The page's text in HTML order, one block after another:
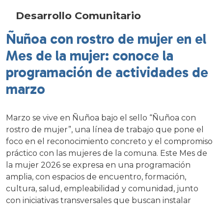
Desarrollo Comunitario
Ñuñoa con rostro de mujer en el
Mes de la mujer: conoce la
programación de actividades de
marzo
Marzo se vive en Ñuñoa bajo el sello “Ñuñoa con
rostro de mujer”, una línea de trabajo que pone el
foco en el reconocimiento concreto y el compromiso
práctico con las mujeres de la comuna. Este Mes de
la mujer 2026 se expresa en una programación
amplia, con espacios de encuentro, formación,
cultura, salud, empleabilidad y comunidad, junto
con iniciativas transversales que buscan instalar